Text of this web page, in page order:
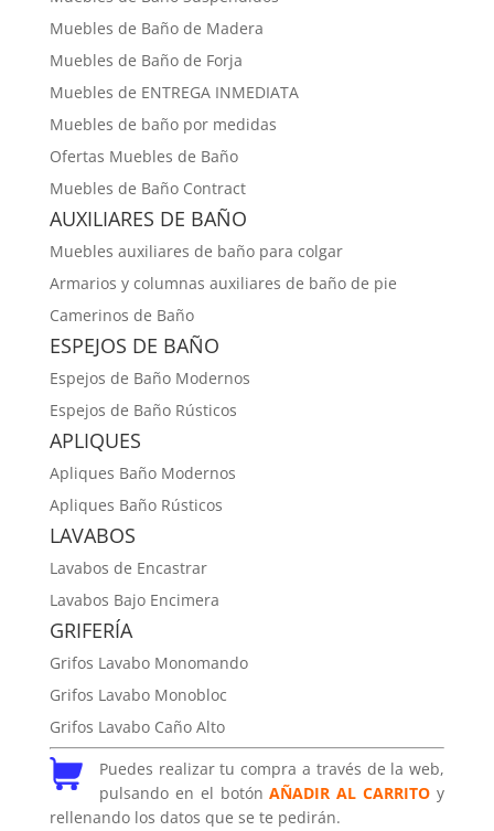
Muebles de Baño de Madera
Muebles de Baño de Forja
Muebles de ENTREGA INMEDIATA
Muebles de baño por medidas
Ofertas Muebles de Baño
Muebles de Baño Contract
AUXILIARES DE BAÑO
Muebles auxiliares de baño para colgar
Armarios y columnas auxiliares de baño de pie
Camerinos de Baño
ESPEJOS DE BAÑO
Espejos de Baño Modernos
Espejos de Baño Rústicos
APLIQUES
Apliques Baño Modernos
Apliques Baño Rústicos
LAVABOS
Lavabos de Encastrar
Lavabos Bajo Encimera
GRIFERÍA
Grifos Lavabo Monomando
Grifos Lavabo Monobloc
Grifos Lavabo Caño Alto
Puedes realizar tu compra a través de la web,
pulsando en el botónAÑADIR AL CARRITO y
rellenando los datos que se te pedirán.